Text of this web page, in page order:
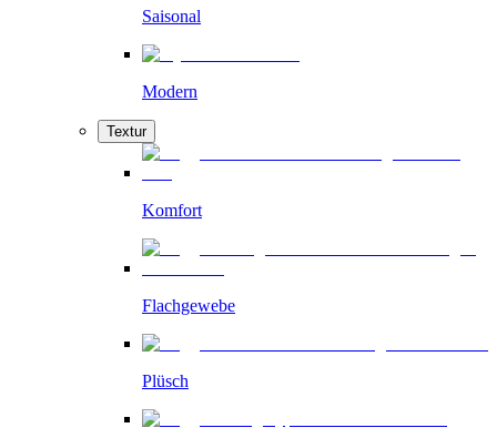
Saisonal
Modern
Textur
Komfort
Flachgewebe
Plüsch